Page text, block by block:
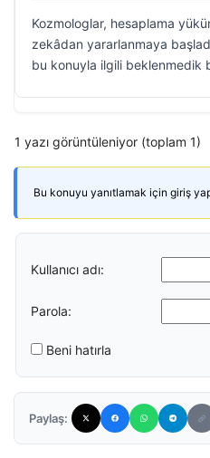
Kozmologlar, hesaplama
zekâdan yararlanmaya
bu konuyla ilgili beklenmedik
1 yazı görüntüleniyor (toplam 1)
Bu konuyu yanıtlamak için giriş
Kullanıcı adı:
Parola:
Beni hatırla
Paylaş: